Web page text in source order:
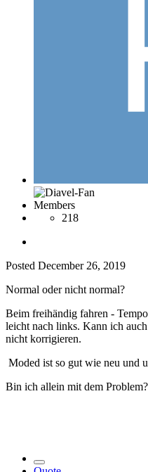
Members
218
Posted December 26, 2019
Normal oder nicht normal?
Beim freihändig fahren -
leicht nach links. Kann ich
nicht korrigieren.
Moded ist so gut wie neu und
Bin ich allein mit dem Problem?